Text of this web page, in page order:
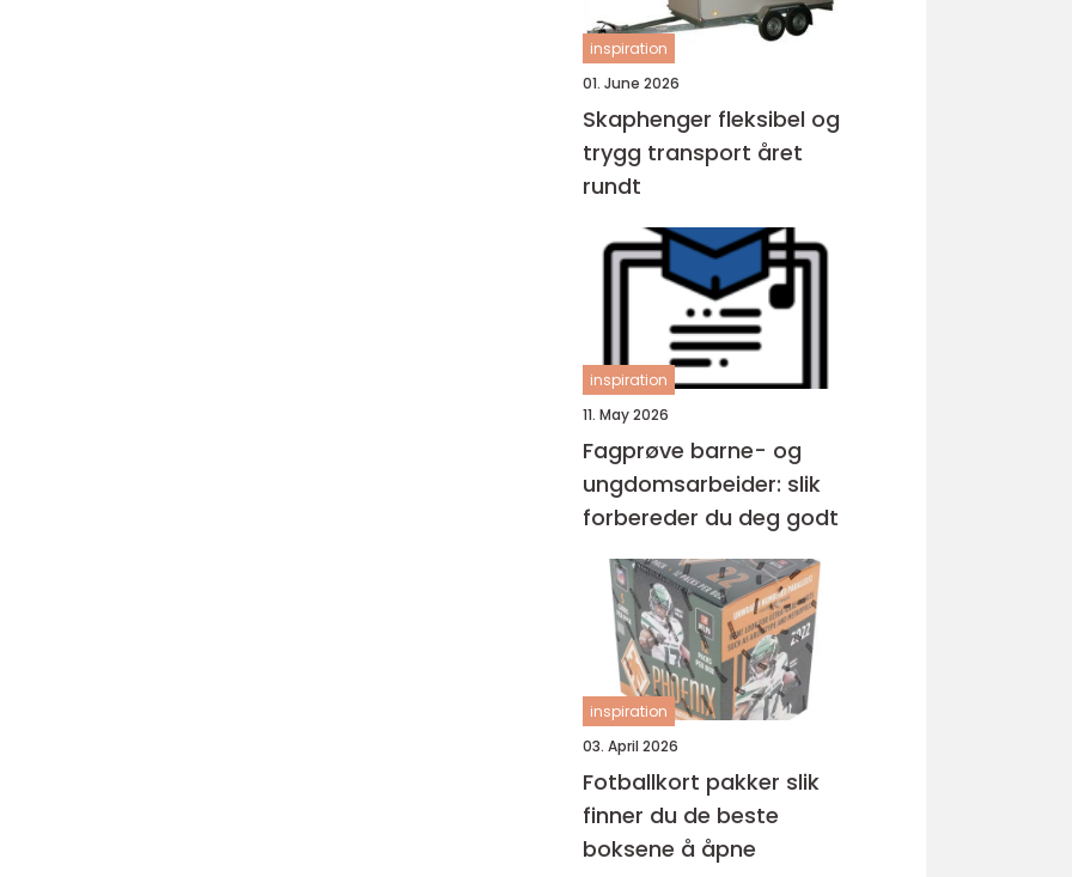
inspiration
01. June 2026
Skaphenger fleksibel og
trygg transport året
rundt
inspiration
11. May 2026
Fagprøve barne- og
ungdomsarbeider: slik
forbereder du deg godt
inspiration
03. April 2026
Fotballkort pakker slik
finner du de beste
boksene å åpne